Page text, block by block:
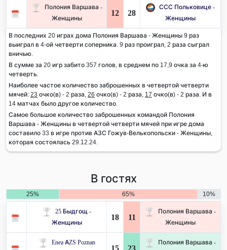
Полония Варшава -
Женщины
12 28
ССС Польковице -
Женщины
В последних 20 играх дома Полония Варшава - Женщины 9 раз
выиграл в 4-ой четверти соперника. 9 раз проиграл, 2 раза сыграл
вничью.
В сумме за 20 игр забито 357 голов, в среднем по 17,9 очка за 4-ю
четверть.
Наиболее частое количество заброшенных в четвертой четверти
мячей: 23 очко(в) - 2 раза, 26 очко(в) - 2 раза, 17 очко(в) - 2 раза. И в
14 матчах было другое количество.
Самое большое количество заброшенных командой Полония
Варшава - Женщины в четвертой четверти мячей при игре дома
составило 33 в игре против АЗС Гожув-Велькопольски - Женщины,
которая состоялась 29.12.24.
В гостях
25% 65% 10%
25 Быдгощ -
Женщины
18 11
Полония Варшава -
Женщины
Enea AZS Poznan
15 23
Полония Варшава -